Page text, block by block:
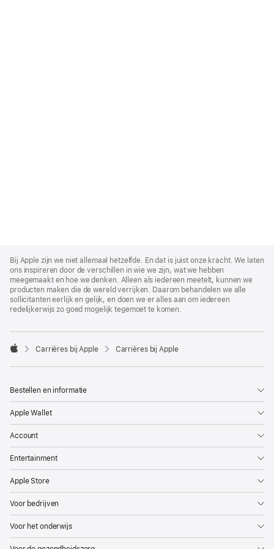
Footer
Bij Apple zijn we niet allemaal hetzelfde. En dat is juist onze kracht. We laten
ons inspireren door de verschillen in wie we zijn, wat we hebben
meegemaakt en hoe we denken. Alleen als iedereen meetelt, kunnen we
producten maken die de wereld verrijken. Daarom behandelen we alle
sollicitanten eerlijk en gelijk, en doen we er alles aan om iedereen
redelijkerwijs zo goed mogelijk tegemoet te komen.

Carrières bij Apple Carrières bij Apple
Bestellen en informatie
Apple Wallet
Account
Entertainment
Apple Store
Voor bedrijven
Voor het onderwijs